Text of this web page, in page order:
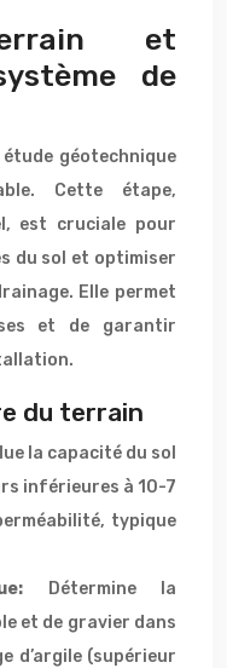
et
de
géotechnique
Cette étape,
est cruciale pour
du sol et optimiser
Elle permet
et de garantir
du terrain
la capacité du sol
inférieures à 10-7
typique
Détermine la
et de gravier dans
d’argile (supérieur